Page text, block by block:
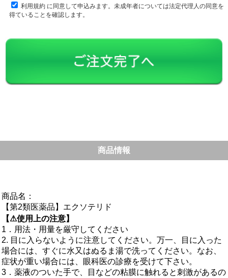
利用規約に同意して申込みます。未成年者については法定代理人の同意を
得ていることを確認します。
商品情報
商品名：
【第2類医薬品】エクソテリド
【⚠使用上の注意】
1．用法・用量を厳守してください
2. 目に入らないように注意してください。万一、目に入った
場合には、すぐに水又はぬるま湯で洗ってください。なお、
症状が重い場合には、眼科医の診療を受けて下さい。
3．薬液のついた手で、目などの粘膜に触れると刺激があるの